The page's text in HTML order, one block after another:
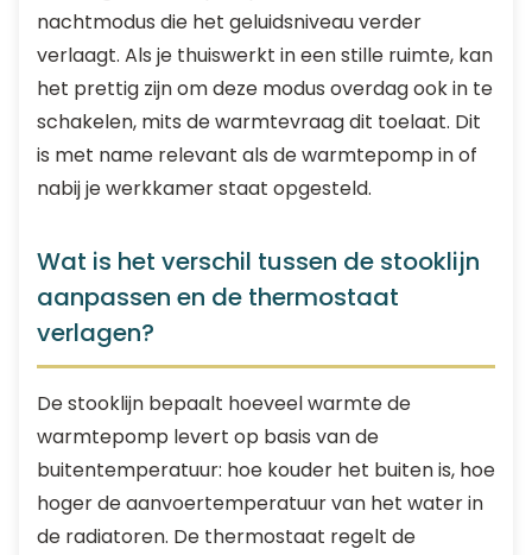
nachtmodus die het geluidsniveau verder
verlaagt. Als je thuiswerkt in een stille ruimte, kan
het prettig zijn om deze modus overdag ook in te
schakelen, mits de warmtevraag dit toelaat. Dit
is met name relevant als de warmtepomp in of
nabij je werkkamer staat opgesteld.
Wat is het verschil tussen de stooklijn
aanpassen en de thermostaat
verlagen?
De stooklijn bepaalt hoeveel warmte de
warmtepomp levert op basis van de
buitentemperatuur: hoe kouder het buiten is, hoe
hoger de aanvoertemperatuur van het water in
de radiatoren. De thermostaat regelt de